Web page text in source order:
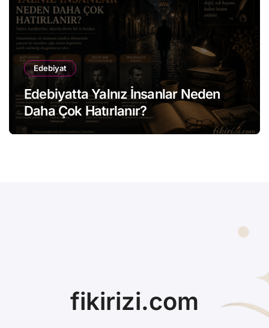
Edebiyat
Edebiyatta Yalnız İnsanlar Neden
Daha Çok Hatırlanır?
fikirizi.com